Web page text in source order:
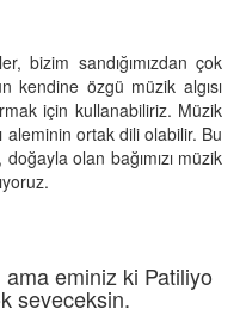
bizim sandığımızdan çok
kendine özgü müzik algısı
için kullanabiliriz. Müzik
ortak dili olabilir. Bu
olan bağımızı müzik
eminiz ki Patiliyo
seveceksin.